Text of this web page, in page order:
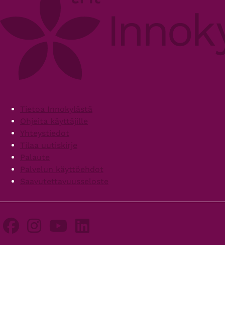
FooterTietoa Innokylästä
Ohjeita käyttäjille
Yhteystiedot
Tilaa uutiskirje
Palaute
Palvelun käyttöehdot
Saavutettavuusseloste